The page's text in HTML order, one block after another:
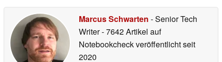
Marcus Schwarten - Senior Tech
Writer- 7642 Artikel auf
Notebookcheck veröffentlichtseit
2020